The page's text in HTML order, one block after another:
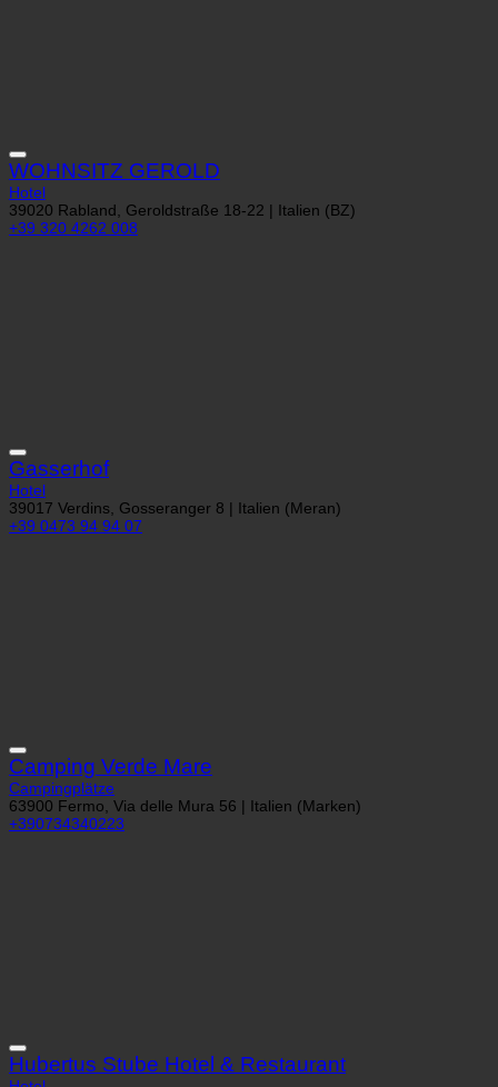
WOHNSITZ GEROLD
Hotel
39020 Rabland, Geroldstraße 18-22 | Italien (BZ)
+39 320 4262 008
Gasserhof
Hotel
39017 Verdins, Gosseranger 8 | Italien (Meran)
+39 0473 94 94 07
Camping Verde Mare
Campingplätze
63900 Fermo, Via delle Mura 56 | Italien (Marken)
+390734340223
Hubertus Stube Hotel & Restaurant